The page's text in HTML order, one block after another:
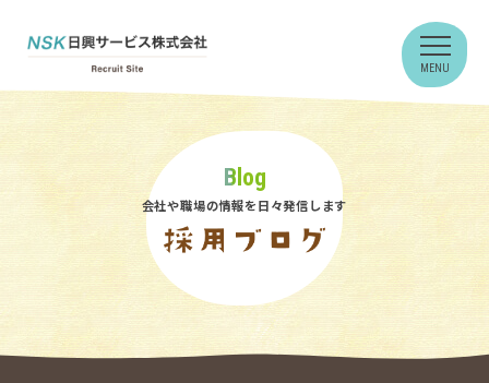
Blog
会社や職場の情報を日々発信します